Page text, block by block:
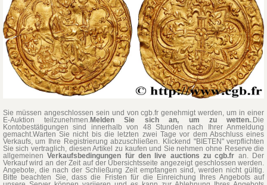
Sie müssen angeschlossen sein und von cgb.fr genehmigt werden, um in einer
E-Auktion teilzunehmen.Melden Sie sich an, um zu wetten..Die
Kontobestätigungen sind innerhalb von 48 Stunden nach Ihrer Anmeldung
gemacht.Warten Sie nicht bis die letzten zwei Tage vor dem Abschluss eines
Verkaufs, um Ihre Registrierung abzuschließen. Klickend "BIETEN" verpflichten
Sie sich vertraglich, diesen Artikel zu kaufen und Sie nehmen ohne Reserve die
allgemeinenVerkaufsbedingungen für den live auctions zu cgb.fr an. Der
Verkauf wird an der Zeit auf der Übersichtsseite angezeigt geschlossen werden.
Angebote, die nach der Schließung Zeit empfangen sind, werden nicht gültig.
Bitte beachten Sie, dass die Fristen für die Einreichung Ihres Angebots auf